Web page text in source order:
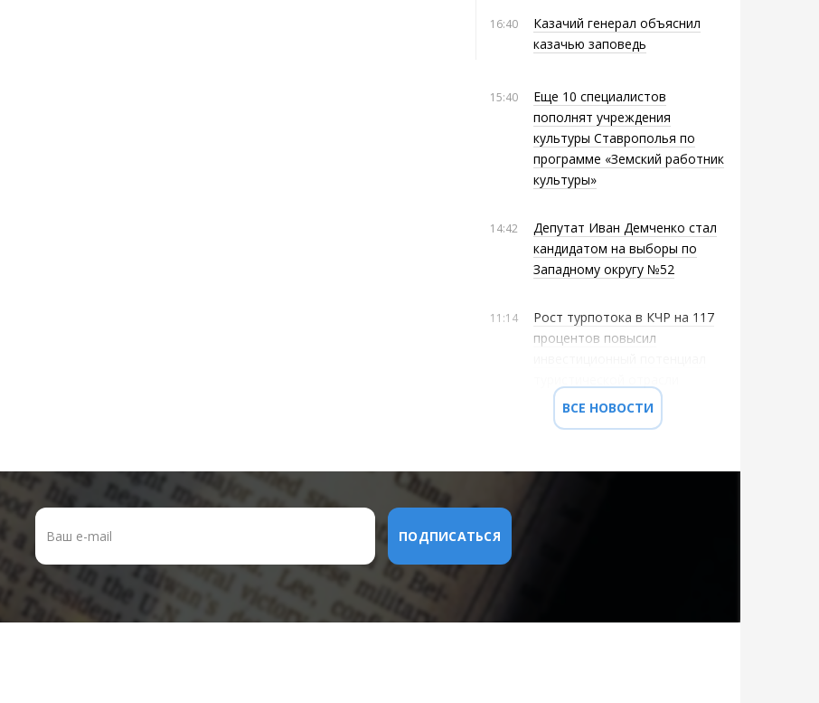
16:40
Казачий генерал объяснил
казачью заповедь
15:40
Еще 10 специалистов
пополнят учреждения
культуры Ставрополья по
программе «Земский работник
культуры»
14:42
Депутат Иван Демченко стал
кандидатом на выборы по
Западному округу №52
11:14
Рост турпотока в КЧР на 117
процентов повысил
ВСЕ НОВОСТИ